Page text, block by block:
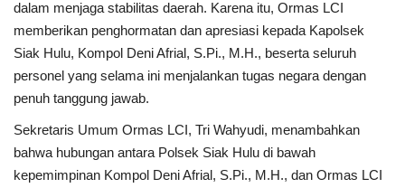
Ekonomi
Olahraga
Hukum
Nasional
dalam menjaga stabilitas daerah. Karena itu, Ormas LCI
memberikan penghormatan dan apresiasi kepada Kapolsek
Siak Hulu, Kompol Deni Afrial, S.Pi., M.H., beserta seluruh
personel yang selama ini menjalankan tugas negara dengan
penuh tanggung jawab.
Sekretaris Umum Ormas LCI, Tri Wahyudi, menambahkan
bahwa hubungan antara Polsek Siak Hulu di bawah
kepemimpinan Kompol Deni Afrial, S.Pi., M.H., dan Ormas LCI